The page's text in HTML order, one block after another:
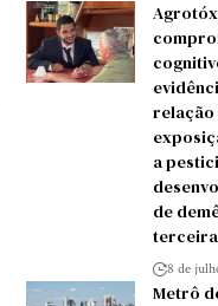
a
de
8 de
Metrô